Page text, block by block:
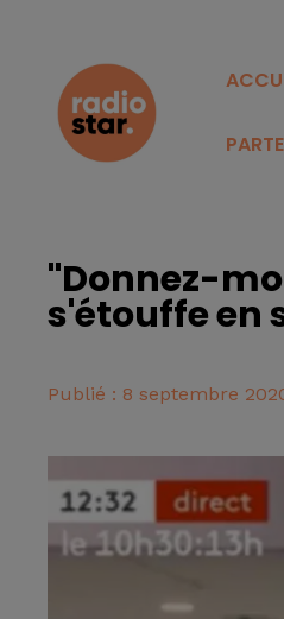
"Donnez-
s'étouffe en
Publié : 8 septembre